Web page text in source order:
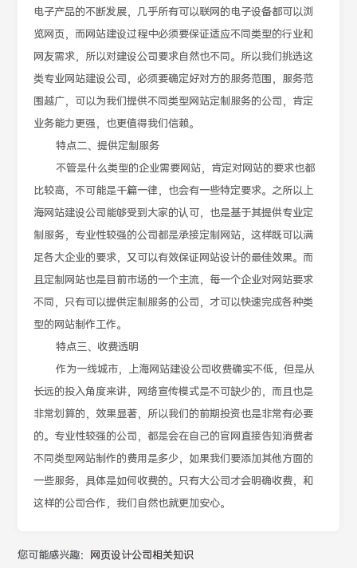
电子产品的不断发展，几乎所有可以联网的电子设备都可以浏
览网页，而网站建设过程中必须要保证适应不同类型的行业和
网友需求，所以对建设公司要求自然也不同。所以我们挑选这
类专业网站建设公司，必须要确定好对方的服务范围，服务范
围越广，可以为我们提供不同类型网站定制服务的公司，肯定
业务能力更强，也更值得我们信赖。
特点二、提供定制服务
不管是什么类型的企业需要网站，肯定对网站的要求也都
比较高，不可能是千篇一律，也会有一些特定要求。之所以上
海网站建设公司能够受到大家的认可，也是基于其提供专业定
制服务，专业性较强的公司都是承接定制网站，这样既可以满
足各大企业的要求，又可以有效保证网站设计的最佳效果。而
且定制网站也是目前市场的一个主流，每一个企业对网站要求
不同，只有可以提供定制服务的公司，才可以快速完成各种类
型的网站制作工作。
特点三、收费透明
作为一线城市，上海网站建设公司收费确实不低，但是从
长远的投入角度来讲，网络宣传模式是不可缺少的，而且也是
非常划算的，效果显著，所以我们的前期投资也是非常有必要
的。专业性较强的公司，都是会在自己的官网直接告知消费者
不同类型网站制作的费用是多少，如果我们要添加其他方面的
一些服务，具体是如何收费的。只有大公司才会明确收费，和
这样的公司合作，我们自然也就更加安心。
您可能感兴趣： 网页设计公司相关知识